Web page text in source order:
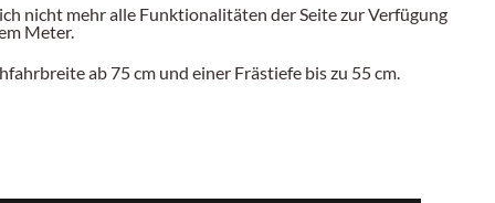
Meter.
ab 75cm und einer Frästiefe bis zu 55 cm.
nicht mehr alle Funktionalitäten der Seite zur Verfügung